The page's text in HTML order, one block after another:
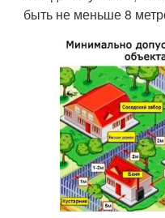
быть не меньше 8